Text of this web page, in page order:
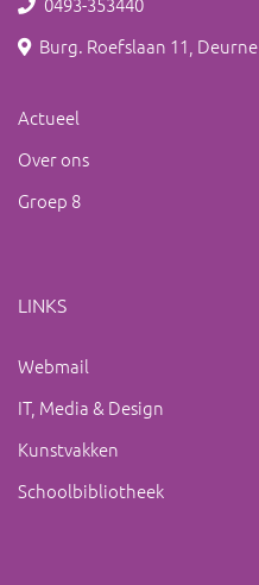
Burg. Roefslaan 11, Deurne
Actueel
Over ons
Groep 8
LINKS
Webmail
IT, Media & Design
Kunstvakken
Schoolbibliotheek